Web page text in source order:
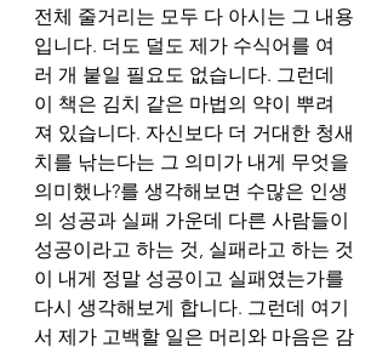
전체 줄거리는 모두 다 아시는 그 내용
입니다. 더도 덜도 제가 수식어를 여
러 개 붙일 필요도 없습니다. 그런데
이 책은 김치 같은 마법의 약이 뿌려
져 있습니다. 자신보다 더 거대한 청새
치를 낚는다는 그 의미가 내게 무엇을
의미했나?를 생각해보면 수많은 인생
의 성공과 실패 가운데 다른 사람들이
성공이라고 하는 것, 실패라고 하는 것
이 내게 정말 성공이고 실패였는가를
다시 생각해보게 합니다. 그런데 여기
서 제가 고백할 일은 머리와 마음은 감